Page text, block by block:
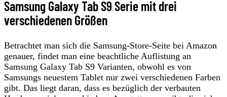
Samsung Galaxy Tab S9 Serie mit drei
verschiedenen Größen
Betrachtet man sich die Samsung-Store-Seite bei Amazon
genauer, findet man eine beachtliche Auflistung an
Samsung Galaxy Tab S9 Varianten, obwohl es von
Samsungs neuestem Tablet nur zwei verschiedenen Farben
gibt. Das liegt daran, dass es bezüglich der verbauten